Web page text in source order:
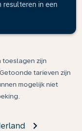
in een
toeslagen zijn
tarieven zijn
mogelijk niet